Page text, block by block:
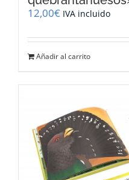
12,00€ IVA incluido
Añadir al carrito